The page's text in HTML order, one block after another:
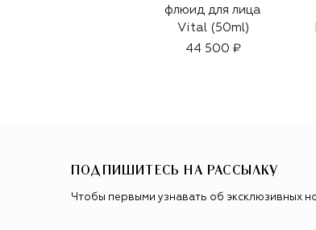
флюид для лица
Vital (50ml)
44 500 ₽
ПОДПИШИТЕСЬ НА РАССЫЛКУ
Чтобы первыми узнавать об эксклюзивных